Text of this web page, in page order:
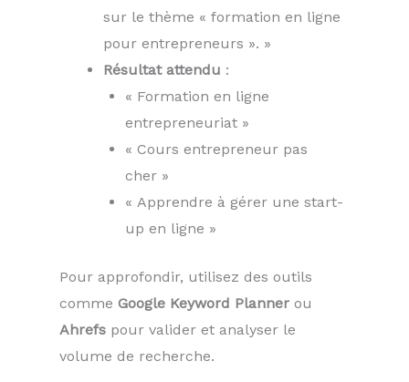
sur le thème « formation en ligne
pour entrepreneurs ». »
Résultat attendu :
« Formation en ligne
entrepreneuriat »
« Cours entrepreneur pas
cher »
« Apprendre à gérer une start-
up en ligne »
Pour approfondir, utilisez des outils
comme Google Keyword Planner ou
Ahrefs pour valider et analyser le
volume de recherche.